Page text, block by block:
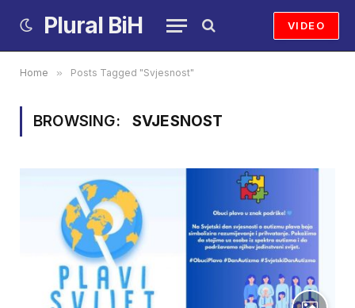
Plural BiH VIDEO
Home » Posts Tagged "Svjesnost"
BROWSING: SVJESNOST